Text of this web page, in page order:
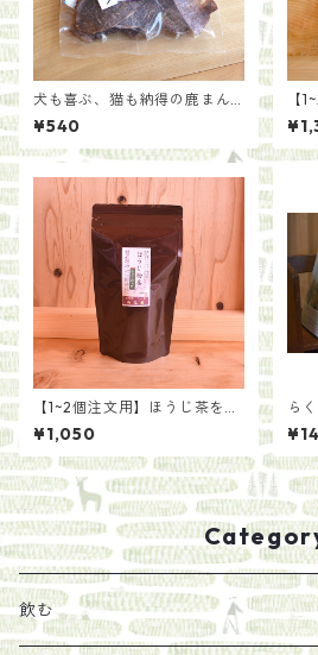
犬も喜ぶ、猫も納得の鹿まん
ま[種類いろいろ]
¥540
【
け]
茶
【1~2個注文用】ほうじ茶を手
軽に ほうじ粉茶ティーバッ
グ（5g×20袋）
¥1,050
ら
飲む